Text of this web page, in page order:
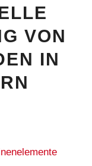
VON
IN